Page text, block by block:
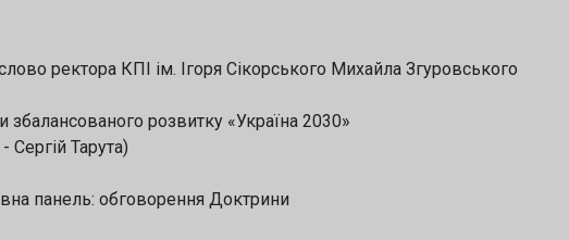
ректора КПІ ім. Ігоря Сікорського Михайла Згуровського
розвитку «Україна 2030»
Сергій Тарута)
панель: обговорення Доктрини